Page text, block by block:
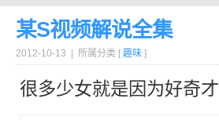
某S视频解说全集
2012-10-13 | 所属分类 [ 趣味 ]
很多少女就是因为好奇才